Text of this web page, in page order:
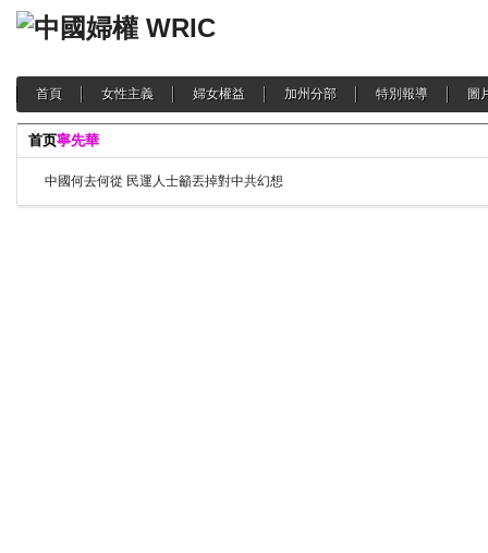
首頁 女性主義 婦女權益 加州分部 特別報導 圖
首页寧先華
中國何去何從 民運人士籲丟掉對中共幻想